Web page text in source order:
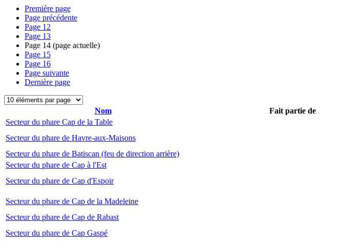
Première page
Page précédente
Page 12
Page 13
Page 14 (page actuelle)
Page 15
Page 16
Page suivante
Dernière page
Nom Fait partie de
Secteur du phare Cap de la Table
Secteur du phare de Havre-aux-Maisons
Secteur du phare de Batiscan (feu de direction arrière)
Secteur du phare de Cap à l'Est
Secteur du phare de Cap d'Espoir
Secteur du phare de Cap de la Madeleine
Secteur du phare de Cap de Rabast
Secteur du phare de Cap Gaspé